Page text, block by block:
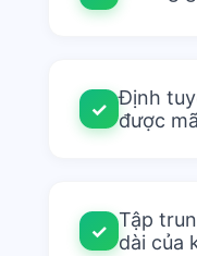
✓ Định
được
✓ Tập
dài của